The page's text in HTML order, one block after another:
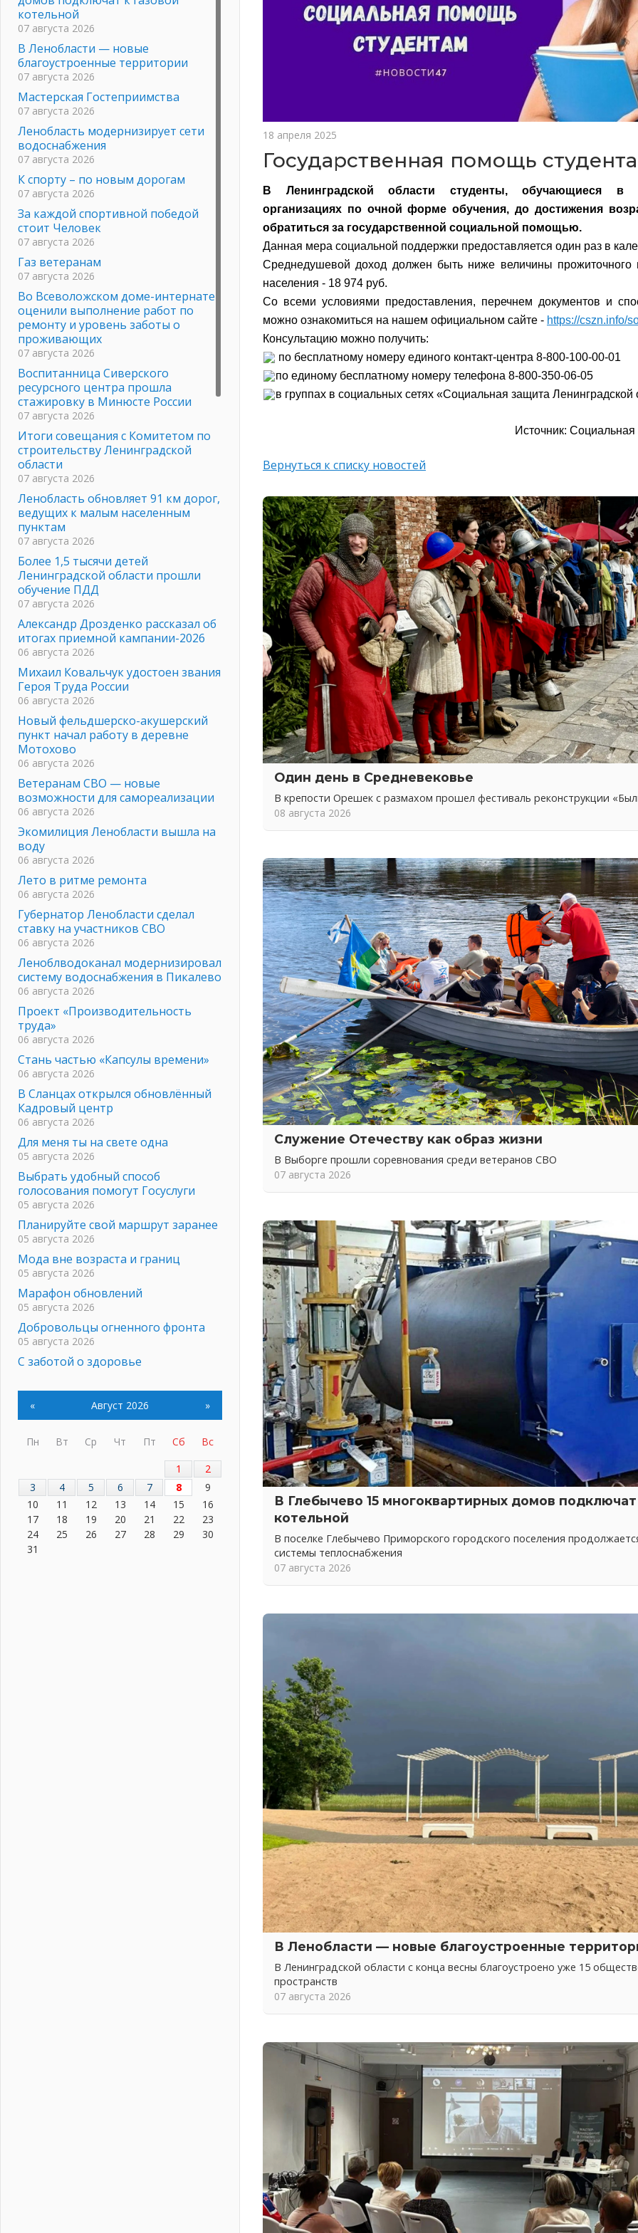
18 апреля 2025
Государственная помощь
В Ленинградской области студенты, обучающиеся в
организациях по очной форме обучения, до достижения
обратиться за государственной социальной помощью.
Данная мера социальной поддержки предоставляется один раз в
Среднедушевой доход должен быть ниже величины
населения - 18 974 руб.
Со всеми условиями предоставления, перечнем документов и
можно ознакомиться на нашем официальном сайте - https://cszn.info/
Консультацию можно получить:
по бесплатному номеру единого контакт-центра 8-800-100-00-01
по единому бесплатному номеру телефона 8-800-350-06-05
в группах в социальных сетях «Социальная защита Ленинградской
Источник:
Вернуться к списку новостей
Один день в Средневековье
В крепости Орешек с размахом прошел фестиваль реконструкции
08 августа 2026
Служение Отечеству как образ жизни
В Выборге прошли соревнования среди ветеранов СВО
07 августа 2026
В Глебычево 15 многоквартирных домов подключат
котельной
В поселке Глебычево Приморского городского поселения
системы теплоснабжения
07 августа 2026
В Ленобласти — новые благоустроенные
В Ленинградской области с конца весны благоустроено уже 15
пространств
07 августа 2026
котельной
07 августа 2026
В Ленобласти — новые
благоустроенные территории
07 августа 2026
Мастерская Гостеприимства
07 августа 2026
Ленобласть модернизирует сети
водоснабжения
07 августа 2026
К спорту – по новым дорогам
07 августа 2026
За каждой спортивной победой
стоит Человек
07 августа 2026
Газ ветеранам
07 августа 2026
Во Всеволожском доме-интернате
оценили выполнение работ по
ремонту и уровень заботы о
проживающих
07 августа 2026
Воспитанница Сиверского
ресурсного центра прошла
стажировку в Минюсте России
07 августа 2026
Итоги совещания с Комитетом по
строительству Ленинградской
области
07 августа 2026
Ленобласть обновляет 91 км дорог,
ведущих к малым населенным
пунктам
07 августа 2026
Более 1,5 тысячи детей
Ленинградской области прошли
обучение ПДД
07 августа 2026
Александр Дрозденко рассказал об
итогах приемной кампании-2026
06 августа 2026
Михаил Ковальчук удостоен звания
Героя Труда России
06 августа 2026
Новый фельдшерско-акушерский
пункт начал работу в деревне
Мотохово
06 августа 2026
Ветеранам СВО — новые
возможности для самореализации
06 августа 2026
Экомилиция Ленобласти вышла на
воду
06 августа 2026
Лето в ритме ремонта
06 августа 2026
Губернатор Ленобласти сделал
ставку на участников СВО
06 августа 2026
Леноблводоканал модернизировал
систему водоснабжения в Пикалево
06 августа 2026
Проект «Производительность
труда»
06 августа 2026
Стань частью «Капсулы времени»
06 августа 2026
В Сланцах открылся обновлённый
Кадровый центр
06 августа 2026
Для меня ты на свете одна
05 августа 2026
Выбрать удобный способ
голосования помогут Госуслуги
05 августа 2026
Планируйте свой маршрут заранее
05 августа 2026
Мода вне возраста и границ
05 августа 2026
Марафон обновлений
05 августа 2026
Добровольцы огненного фронта
05 августа 2026
С заботой о здоровье
Лучшая из лучших
05 августа 2026
05 августа 2026
«Результат командный, заслуга
каждого ведомства и
муниципалитета»
05 августа 2026
Вдохновлять, просвещать и
объединять!
05 августа 2026
« Август 2026 »
Пн Вт Ср Чт Пт Сб
Вс
1
2
3
4 5 6 7 8
9
10
11 12 13 14 15
16
17
18 19 20 21 22
23
24
25 26 27 28 29
30
31